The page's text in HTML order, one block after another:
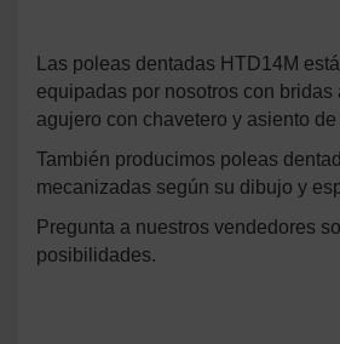
Las poleas dentadas HTD14M
equipadas por nosotros con bridas
agujero con chavetero y asiento
También producimos poleas
mecanizadas según su dibujo y
Pregunta a nuestros vendedores
posibilidades.